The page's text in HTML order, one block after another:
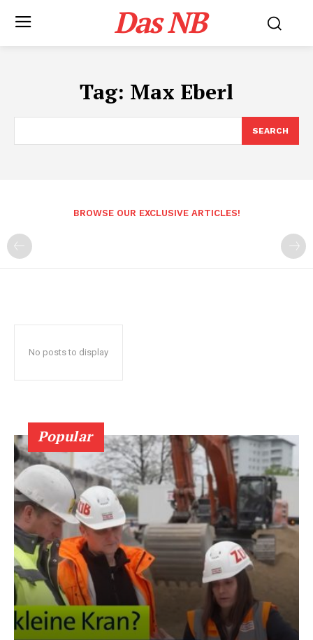
Das NB
Tag: Max Eberl
SEARCH
BROWSE OUR EXCLUSIVE ARTICLES!
No posts to display
Popular